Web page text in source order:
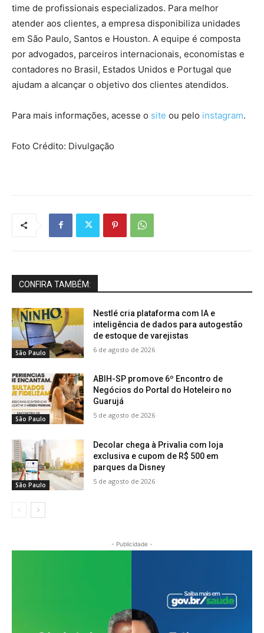
time de profissionais especializados. Para melhor
atender aos clientes, a empresa disponibiliza unidades
em São Paulo, Santos e Houston. A equipe é composta
por advogados, parceiros internacionais, economistas e
contadores no Brasil, Estados Unidos e Portugal que
ajudam a alcançar o objetivo dos clientes atendidos.
Para mais informações, acesse o site ou pelo instagram.
Foto Crédito: Divulgação
CONFIRA TAMBÉM:
São Paulo
Nestlé cria plataforma com IA e
inteligência de dados para autogestão
de estoque de varejistas
6 de agosto de 2026
São Paulo
ABIH-SP promove 6º Encontro de
Negócios do Portal do Hoteleiro no
Guarujá
5 de agosto de 2026
São Paulo
Decolar chega à Privalia com loja
exclusiva e cupom de R$ 500 em
parques da Disney
5 de agosto de 2026
- Publicidade -